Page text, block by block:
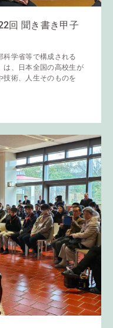
回 聞き書き甲子
科学省等で構成される
は、日本全国の高校生が
技術、人生そのものを